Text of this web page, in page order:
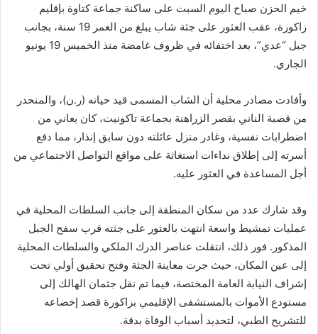
خيم الحزن صباح اليوم السبت على ساكنة جماعة كتاوة بإقليم
زاكورة، عقب العثور على جثة شاب يبلغ من العمر 19 سنة، بجانب
جبل “عدي”، بعد اختفائه في ظروف غامضة منذ الخميس 19 يونيو
الجاري.
وأفادت مصادر محلية أن الشاب المسمى قيد حياته (ر.ن)، والمنحدر
من قصبة الناني بقصر الزراهنة بجماعة تاكونيت، كان يعاني من
اضطرابات نفسية، وغادر منزل عائلته دون سابق إنذار، مما دفع
أسرته إلى إطلاق نداءات استغاثة على مواقع التواصل الاجتماعي من
أجل المساعدة في العثور عليه.
وقد شارك عدد من سكان المنطقة إلى جانب السلطات المحلية في
عمليات تمشيط واسعة انتهت بالعثور على جثته قرب سفح الجبل
المذكور. فور ذلك، انتقلت عناصر الدرك الملكي والسلطات المحلية
إلى عين المكان، حيث جرت معاينة الجثة وفتح تحقيق أولي تحت
إشراف النيابة العامة المختصة، فيما تم نقل جثمان الهالك إلى
مستودع الأموات بالمستشفى الإقليمي بزاكورة قصد إخضاعه
للتشريح الطبي، لتحديد أسباب الوفاة بدقة.